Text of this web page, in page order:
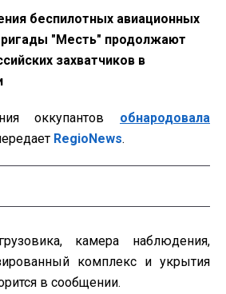
беспилотных авиационных
"Месть" продолжают
захватчиков в
оккупантов обнародовала
RegioNews.
камера наблюдения,
комплекс и укрытия
в сообщении.